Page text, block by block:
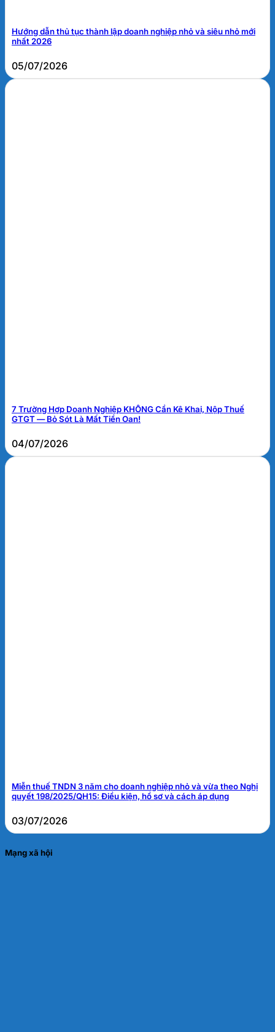
Hướng dẫn thủ tục thành lập doanh nghiệp nhỏ và siêu nhỏ mới
nhất 2026
05/07/2026
7 Trường Hợp Doanh Nghiệp KHÔNG Cần Kê Khai, Nộp Thuế
GTGT — Bỏ Sót Là Mất Tiền Oan!
04/07/2026
Miễn thuế TNDN 3 năm cho doanh nghiệp nhỏ và vừa theo Nghị
quyết 198/2025/QH15: Điều kiện, hồ sơ và cách áp dụng
03/07/2026
Mạng xã hội